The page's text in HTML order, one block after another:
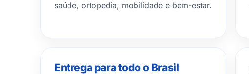
saúde, ortopedia, mobilidade e bem-estar.
Entrega para todo o Brasil